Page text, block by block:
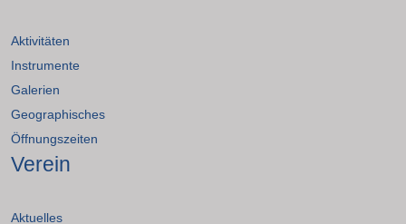
Aktivitäten
Instrumente
Galerien
Geographisches
Öffnungszeiten
Verein
Aktuelles